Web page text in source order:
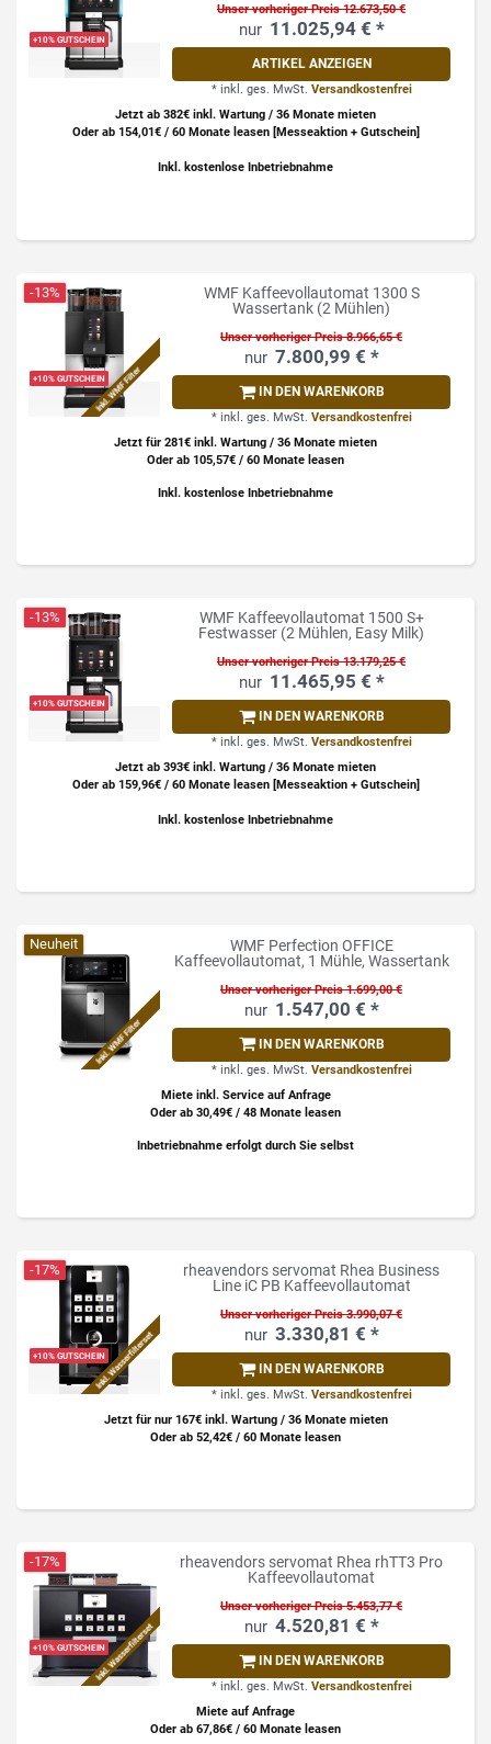
+10% GUTSCHEIN
Unser vorheriger Preis 12.673,50 €
11.025,94 € *
ARTIKEL ANZEIGEN
* inkl. ges. MwSt. Versandkostenfrei
Jetzt ab 382€ inkl. Wartung / 36 Monate mieten
Oder ab 154,01€ / 60 Monate leasen [Messeaktion + Gutschein]
Inkl. kostenlose Inbetriebnahme
+10% GUTSCHEINInkl. WMF Filter
-13%
WMF Kaffeevollautomat 1300 S
Wassertank (2 Mühlen)
Unser vorheriger Preis 8.966,65 €
7.800,99 € *
IN DEN WARENKORB
* inkl. ges. MwSt. Versandkostenfrei
Jetzt für 281€ inkl. Wartung / 36 Monate mieten
Oder ab 105,57€ / 60 Monate leasen
Inkl. kostenlose Inbetriebnahme
+10% GUTSCHEIN
-13%
WMF Kaffeevollautomat 1500 S+
Festwasser (2 Mühlen, Easy Milk)
Unser vorheriger Preis 13.179,25 €
11.465,95 € *
IN DEN WARENKORB
* inkl. ges. MwSt. Versandkostenfrei
Jetzt ab 393€ inkl. Wartung / 36 Monate mieten
Oder ab 159,96€ / 60 Monate leasen [Messeaktion + Gutschein]
Inkl. kostenlose Inbetriebnahme
Inkl. WMF Filter
Neuheit
WMF Perfection OFFICE
Kaffeevollautomat, 1 Mühle, Wassertank
Unser vorheriger Preis 1.699,00 €
1.547,00 € *
IN DEN WARENKORB
* inkl. ges. MwSt. Versandkostenfrei
Miete inkl. Service auf Anfrage
Oder ab 30,49€ / 48 Monate leasen
Inbetriebnahme erfolgt durch Sie selbst
Inkl. Wasserfilterset
+10% GUTSCHEIN
-17%
rheavendors servomat Rhea Business
Line iC PB Kaffeevollautomat
Unser vorheriger Preis 3.990,07 €
3.330,81 € *
IN DEN WARENKORB
* inkl. ges. MwSt. Versandkostenfrei
Jetzt für nur 167€ inkl. Wartung / 36 Monate mieten
Oder ab 52,42€ / 60 Monate leasen
Inkl. Wasserfilterset
+10% GUTSCHEIN
-17%
rheavendors servomat Rhea rhTT3 Pro
Kaffeevollautomat
Unser vorheriger Preis 5.453,77 €
4.520,81 € *
IN DEN WARENKORB
* inkl. ges. MwSt. Versandkostenfrei
Miete auf Anfrage
Oder ab 67,86€ / 60 Monate leasen